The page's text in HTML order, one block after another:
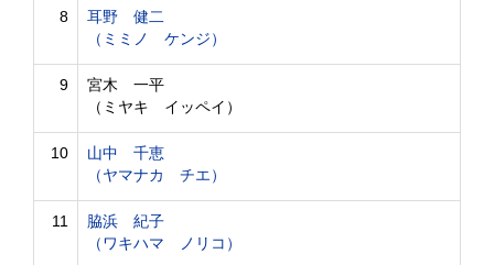
8
耳野 健二
（ミミノ ケンジ）
9
宮木 一平
（ミヤキ イッペイ）
10
山中 千恵
（ヤマナカ チエ）
11
脇浜 紀子
（ワキハマ ノリコ）